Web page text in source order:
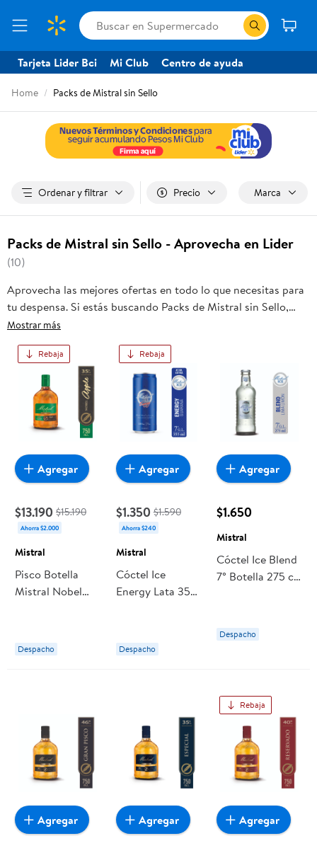
Tarjeta Lider Bci Mi Club Centro de ayuda
Home Packs de Mistral sin Sello
Ordenar y filtrar Precio Marca
Packs de Mistral sin Sello - Aprovecha en Lider
(10)
Aprovecha las mejores ofertas en todo lo que necesitas para
tu despensa. Si estás buscando Packs de Mistral sin Sello,
frutas frescas, carnes, pan o productos para el hogar, aquí lo
despacho a domicilio o retiro en tienda, y haz que esta
oportunidad sea realmente conveniente para ti y tu familia.
Mostrar más
Rebaja
$13.190 $15.190
Ahorra $2.000
Mistral
Pisco Botella
Mistral Nobel
Despacho
Agregar
Rebaja
$1.350 $1.590
Ahorra $240
Mistral
Cóctel Ice
Energy Lata 355
Despacho
Agregar
$1.650
Mistral
Cóctel Ice Blend
7° Botella 275 cc
Despacho
Agregar
Agregar Agregar
Rebaja
Agregar